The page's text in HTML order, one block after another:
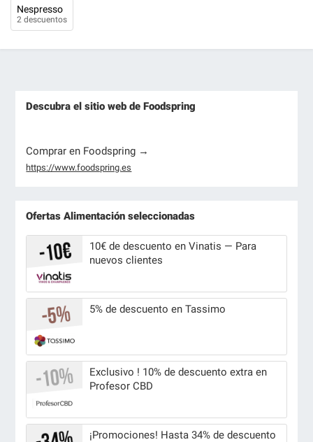
Nespresso
2 descuentos
Descubra el sitio web de Foodspring
Comprar en Foodspring →
https://www.foodspring.es
Ofertas Alimentación seleccionadas
10€ de descuento en Vinatis — Para
nuevos clientes
5% de descuento en Tassimo
Exclusivo ! 10% de descuento extra en
Profesor CBD
¡Promociones! Hasta 34% de descuento